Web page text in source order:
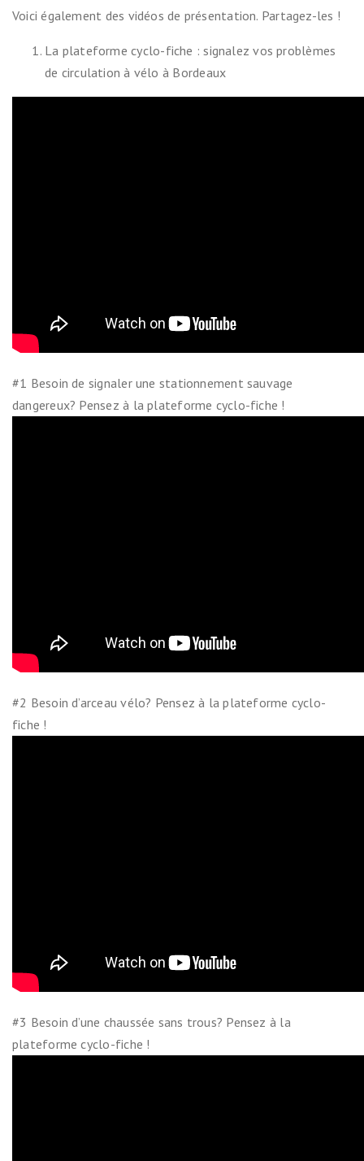
Voici également des vidéos de présentation. Partagez-les !
La plateforme cyclo-fiche : signalez vos problèmes
de circulation à vélo à Bordeaux
#1 Besoin de signaler une stationnement sauvage
dangereux? Pensez à la plateforme cyclo-fiche !
#2 Besoin d’arceau vélo? Pensez à la plateforme cyclo-
fiche !
#3 Besoin d’une chaussée sans trous? Pensez à la
plateforme cyclo-fiche !